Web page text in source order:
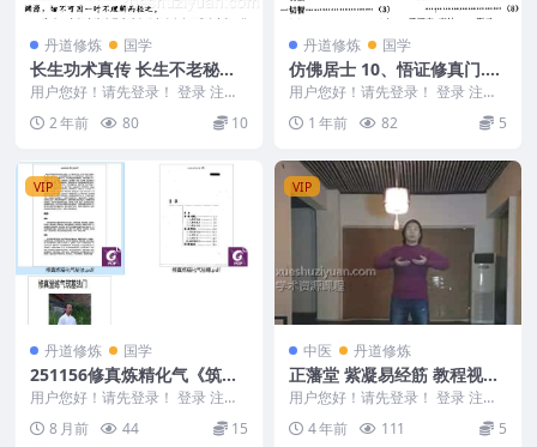
丹道修炼 国学
长生功术真传 长生不老秘诀
PDF 百度网盘下载
用户您好！请先登录！ 登录 注册
长生功术真传 2403209-90 ## 长
生...2 年前 80 10
丹道修炼 国学
仿佛居士 10、悟证修真门.pd
f用户您好！请先登录！ 登录 注册
仿佛居士 10、悟证修真门.pdf 250
43...1 年前 82 5
VIP
丹道修炼 国学
251156修真炼精化气《筑基
法门》《化气秘籍》《化气秘
法》3本
用户您好！请先登录！ 登录 注册
修真炼精化气《筑基法门》《化气
秘籍》《化气秘法...
8 月前 44 15
VIP
中医 丹道修炼
正藩堂 紫凝易经筋 教程视频
2集
用户您好！请先登录！ 登录 注册
紫凝易经筋 教程视频2集 正藩堂紫
凝易经筋视频...
4 年前 111 5